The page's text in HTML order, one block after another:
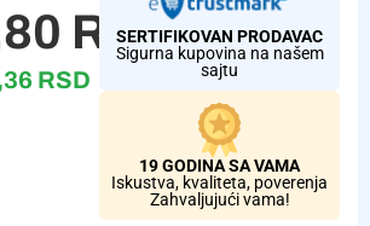
RSD
RSD
SERTIFIKOVAN PRODAVAC
Sigurna kupovina na našem
sajtu
19 GODINA SA VAMA
Iskustva, kvaliteta, poverenja
Zahvaljujući vama!